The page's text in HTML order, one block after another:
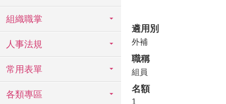
組織職掌
人事法規
常用表單
各類專區
遴用別
外補
職稱
組員
名額
1